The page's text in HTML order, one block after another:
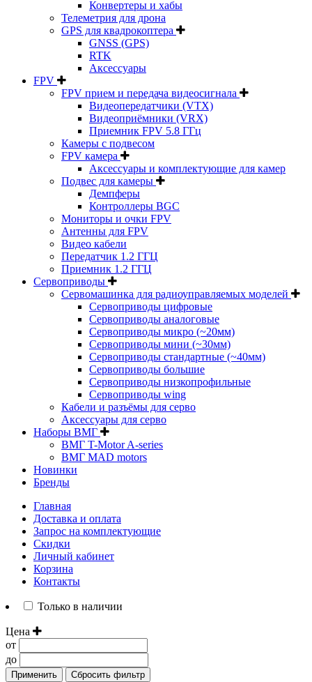
Конвертеры и хабы
Телеметрия для дрона
GPS для квадрокоптера
GNSS (GPS)
RTK
Аксессуары
FPV
FPV прием и передача видеосигнала
Видеопередатчики (VTX)
Видеоприёмники (VRX)
Приемник FPV 5.8 ГГц
Камеры с подвесом
FPV камера
Аксессуары и комплектующие для камер
Подвес для камеры
Демпферы
Контроллеры BGC
Мониторы и очки FPV
Антенны для FPV
Видео кабели
Передатчик 1.2 ГГЦ
Приемник 1.2 ГГЦ
Сервоприводы
Сервомашинка для радиоуправляемых моделей
Сервоприводы цифровые
Сервоприводы аналоговые
Сервоприводы микро (~20мм)
Сервоприводы мини (~30мм)
Сервоприводы стандартные (~40мм)
Сервоприводы большие
Сервоприводы низкопрофильные
Сервоприводы wing
Кабели и разъёмы для серво
Аксессуары для серво
Наборы ВМГ
ВМГ T-Motor A-series
ВМГ MAD motors
Новинки
Бренды
Главная
Доставка и оплата
Запрос на комплектующие
Скидки
Личный кабинет
Корзина
Контакты
Только в наличии
Цена
от
до
Применить Сбросить фильтр